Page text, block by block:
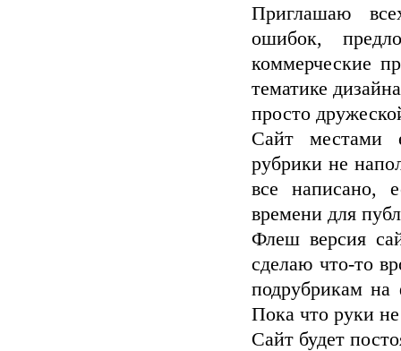
Приглашаю
ошибок,
коммерческие
тематике
просто
Сайт местами
рубрики не
все написано,
времени для
Флеш версия
сделаю что-то
подрубрикам на
Пока что руки
Сайт будет